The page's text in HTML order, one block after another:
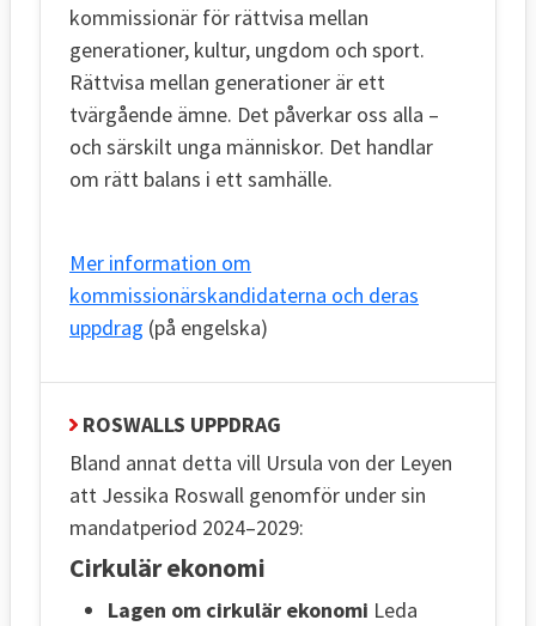
kommissionär för rättvisa mellan
generationer, kultur, ungdom och sport.
Rättvisa mellan generationer är ett
tvärgående ämne. Det påverkar oss alla –
och särskilt unga människor. Det handlar
om rätt balans i ett samhälle.
Mer information om
kommissionärskandidaterna och deras
uppdrag (på engelska)
ROSWALLS UPPDRAG
Bland annat detta vill Ursula von der Leyen
att Jessika Roswall genomför under sin
mandatperiod 2024–2029:
Cirkulär ekonomi
Lagen om cirkulär ekonomi Leda